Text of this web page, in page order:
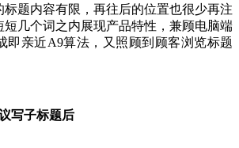
题内容有限，再往后的位置也很少再注
短几个词之内展现产品特性，兼顾电脑端
即亲近A9算法，又照顾到顾客浏览标题
写子标题后